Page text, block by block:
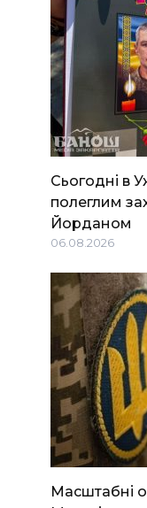
Сьогодні в
полеглим
Йорданом
06.08.2026
Масштабні